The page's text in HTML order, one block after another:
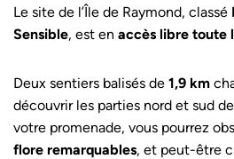
Le site de l’Île de Raymond, classé
Sensible, est en accès libre toute
Deux sentiers balisés de 1,9 km
découvrir les parties nord et sud
votre promenade, vous pourrez
flore remarquables, et peut-être